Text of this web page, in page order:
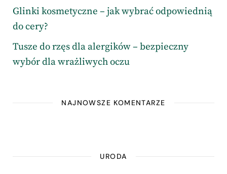
Glinki kosmetyczne – jak wybrać odpowiednią
do cery?
Tusze do rzęs dla alergików – bezpieczny
wybór dla wrażliwych oczu
NAJNOWSZE KOMENTARZE
URODA